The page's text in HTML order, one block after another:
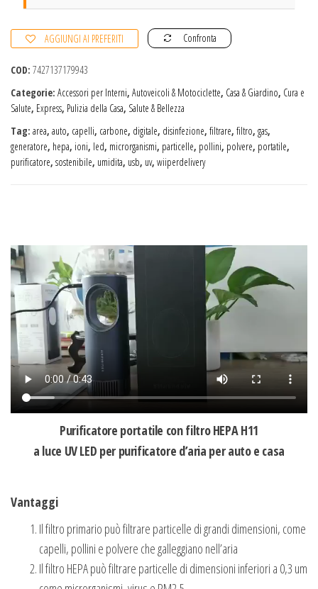
per
auto
AGGIUNGI AI PREFERITI Confronta
COD: 7427137179943
Categorie: Accessori per Interni, Autoveicoli & Motociclette, Casa & Giardino, Cura e
Salute, Express, Pulizia della Casa, Salute & Bellezza
Tag: area, auto, capelli, carbone, digitale, disinfezione, filtrare, filtro, gas,
generatore, hepa, ioni, led, microrganismi, particelle, pollini, polvere, portatile,
purificatore, sostenibile, umidita, usb, uv, wiiperdelivery
Purificatore portatile con filtro HEPA H11
a luce UV LED per purificatore d’aria per auto e casa
Vantaggi
Il filtro primario può filtrare particelle di grandi dimensioni, come
capelli, pollini e polvere che galleggiano nell’aria
Il filtro HEPA può filtrare particelle di dimensioni inferiori a 0,3 um